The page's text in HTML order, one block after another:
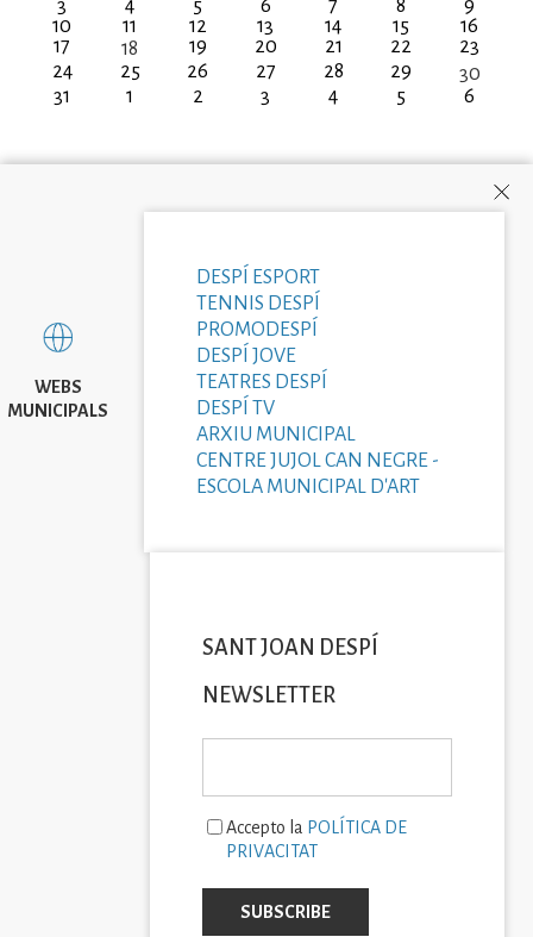
3
4 5 6 7 8
9
10
11 12 13 14 15
16
17
18 19 20 21 22
23
24
25 26 27 28 29
30
31
1 2 3 4 5 6
WEBS
MUNICIPALS
DESPÍ ESPORT
TENNIS DESPÍ
PROMODESPÍ
DESPÍ JOVE
TEATRES DESPÍ
DESPÍ TV
ARXIU MUNICIPAL
CENTRE JUJOL CAN NEGRE -
ESCOLA MUNICIPAL D'ART
SANT JOAN DESPÍ
NEWSLETTER
Accepto la POLÍTICA DE
PRIVACITAT